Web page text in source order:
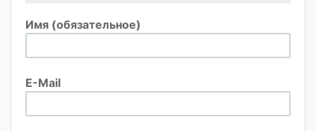
Имя (обязательное)
E-Mail